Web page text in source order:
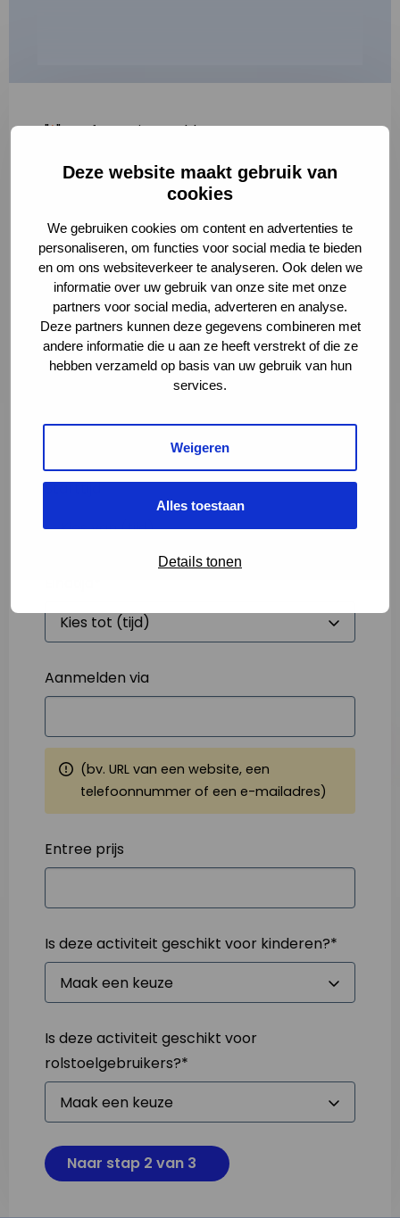
Deze website maakt gebruik van
cookies
We gebruiken cookies om content en advertenties te
personaliseren, om functies voor social media te bieden
en om ons websiteverkeer te analyseren. Ook delen we
informatie over uw gebruik van onze site met onze
partners voor social media, adverteren en analyse.
Deze partners kunnen deze gegevens combineren met
andere informatie die u aan ze heeft verstrekt of die ze
hebben verzameld op basis van uw gebruik van hun
services.
Weigeren
Alles toestaan
Details tonen
"*" geeft vereiste velden aan
2
Volledige omschrijving*
Starttijd*
Aanmelden via
(bv. URL van een website, een
telefoonnummer of een e-mailadres)
Entree prijs
Is deze activiteit geschikt voor kinderen?*
Is deze activiteit geschikt voor
rolstoelgebruikers?*